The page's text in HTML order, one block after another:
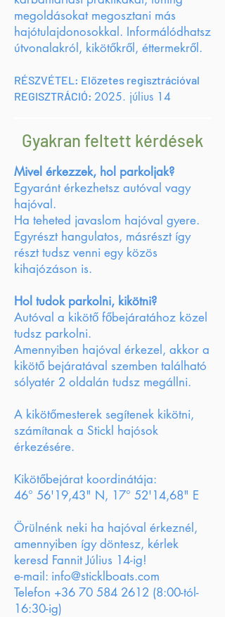
megoldásokat megosztani más
hajótulajdonosokkal. Informálódhatsz
útvonalakról, kikötőkről, éttermekről.
RÉSZVÉTEL: Előzetes regisztrációval
REGISZTRÁCIÓ: 2025. július 14
Gyakran feltett kérdések
Mivel érkezzek, hol parkoljak?
Egyaránt érkezhetsz autóval vagy
hajóval.
Ha teheted javaslom hajóval gyere.
Egyrészt hangulatos, másrészt így
részt tudsz venni egy közös
kihajózáson is.
Hol tudok parkolni, kikötni?
Autóval a kikötő főbejáratához közel
tudsz parkolni.
Amennyiben hajóval érkezel, akkor a
kikötő bejáratával szemben található
sólyatér 2 oldalán tudsz megállni.
A kikötőmesterek segítenek kikötni,
számítanak a Stickl hajósok
érkezésére.
Kikötőbejárat koordinátája:
46° 56'19,43" N, 17° 52'14,68" E
Örülnénk neki ha hajóval érkeznél,
amennyiben így döntesz, kérlek
keresd Fannit Július 14-ig!
e-mail: info@sticklboats.com
Telefon +36 70 584 2612 (8:00-tól-
16:30-ig)